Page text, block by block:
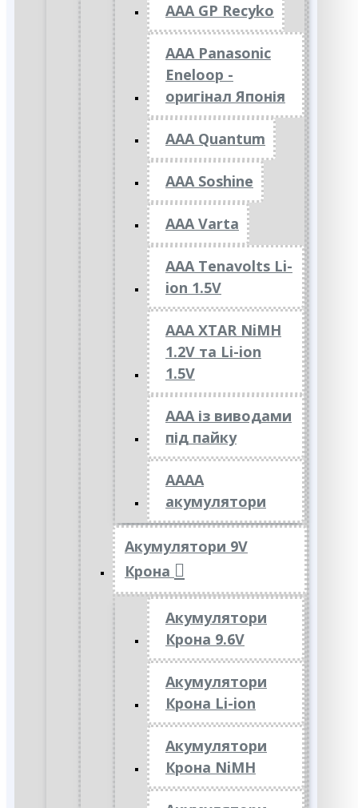
AAA GP Recyko
AAA Panasonic
Eneloop -
оригінал Японія
AAA Quantum
AAA Soshine
AAA Varta
AAA Tenavolts Li-
ion 1.5V
AAA XTAR NiMH
1.2V та Li-ion
1.5V
ААА із виводами
під пайку
АААА
акумулятори
Акумулятори 9V
Крона
Акумулятори
Крона 9.6V
Акумулятори
Крона Li-ion
Акумулятори
Крона NiMH